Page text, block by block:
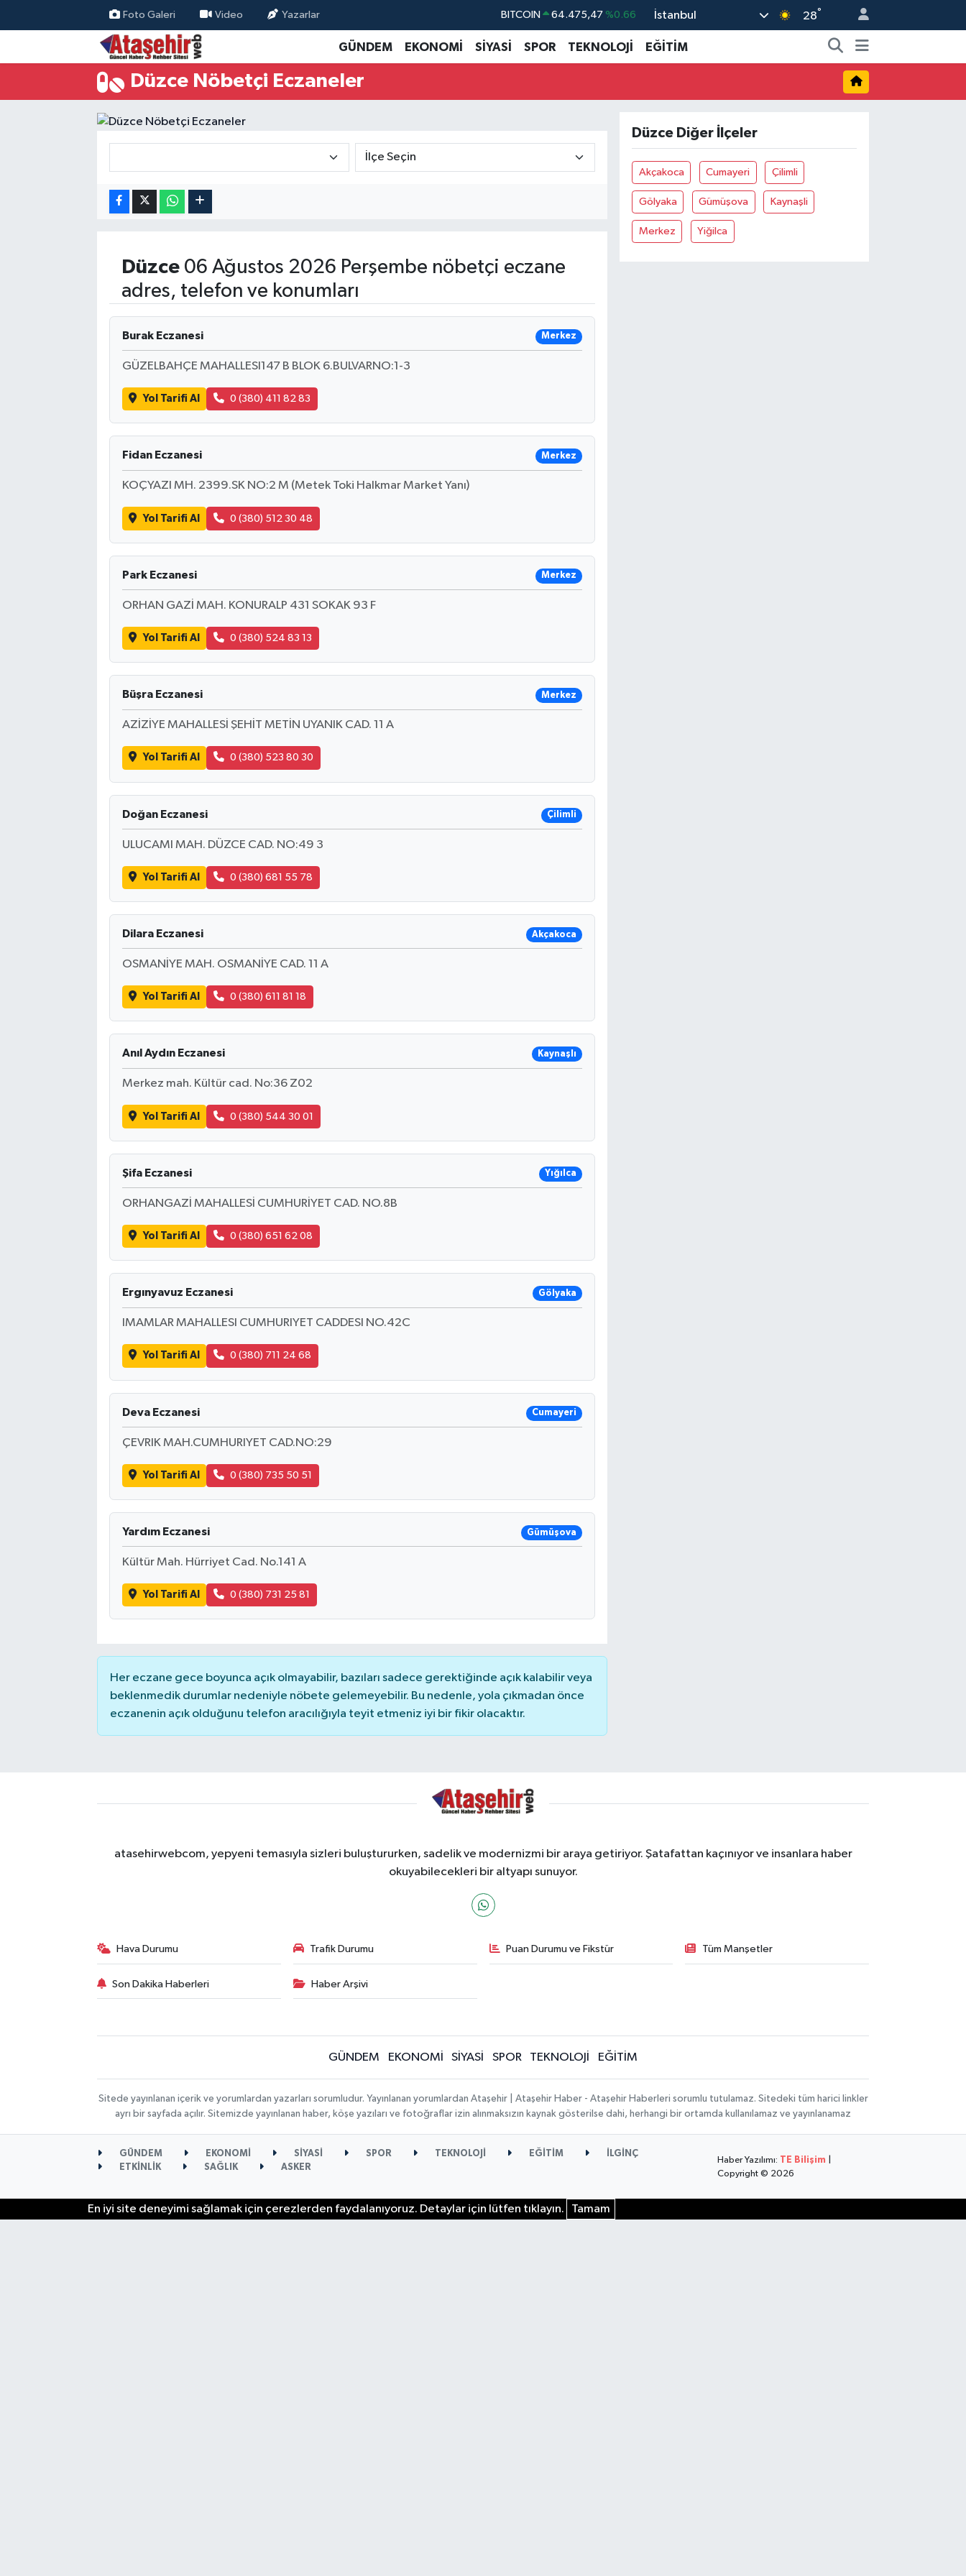
Foto Galeri Video Yazarlar
DOLAR 47,5986 %0.06
%0
İstanbul 28°
GÜNDEM EKONOMİ SİYASİ SPOR TEKNOLOJİ EĞİTİM
Düzce Nöbetçi Eczaneler
Düzce06 Ağustos 2026 Perşembe nöbetçi eczane
adres, telefon ve konumları
Burak Eczanesi Merkez
GÜZELBAHÇE MAHALLESI147 B BLOK 6.BULVARNO:1-3
Yol Tarifi Al 0 (380) 411 82 83
Fidan Eczanesi Merkez
KOÇYAZI MH. 2399.SK NO:2 M (Metek Toki Halkmar Market Yanı)
Yol Tarifi Al 0 (380) 512 30 48
Park Eczanesi Merkez
ORHAN GAZİ MAH. KONURALP 431 SOKAK 93 F
Yol Tarifi Al 0 (380) 524 83 13
Büşra Eczanesi Merkez
AZİZİYE MAHALLESİ ŞEHİT METİN UYANIK CAD. 11 A
Yol Tarifi Al 0 (380) 523 80 30
Doğan Eczanesi Çilimli
ULUCAMI MAH. DÜZCE CAD. NO:49 3
Yol Tarifi Al 0 (380) 681 55 78
Dilara Eczanesi Akçakoca
OSMANİYE MAH. OSMANİYE CAD. 11 A
Yol Tarifi Al 0 (380) 611 81 18
Anıl Aydın Eczanesi Kaynaşlı
Merkez mah. Kültür cad. No:36 Z02
Yol Tarifi Al 0 (380) 544 30 01
Şifa Eczanesi Yığılca
ORHANGAZİ MAHALLESİ CUMHURİYET CAD. NO.8B
Yol Tarifi Al 0 (380) 651 62 08
Ergınyavuz Eczanesi Gölyaka
IMAMLAR MAHALLESI CUMHURIYET CADDESI NO.42C
Yol Tarifi Al 0 (380) 711 24 68
Deva Eczanesi Cumayeri
ÇEVRIK MAH.CUMHURIYET CAD.NO:29
Yol Tarifi Al 0 (380) 735 50 51
Yardım Eczanesi Gümüşova
Kültür Mah. Hürriyet Cad. No.141 A
Yol Tarifi Al 0 (380) 731 25 81
Her eczane gece boyunca açık olmayabilir, bazıları sadece gerektiğinde açık kalabilir veya
beklenmedik durumlar nedeniyle nöbete gelemeyebilir. Bu nedenle, yola çıkmadan önce
eczanenin açık olduğunu telefon aracılığıyla teyit etmeniz iyi bir fikir olacaktır.
Düzce Diğer İlçeler
Akçakoca Cumayeri Çilimli
Gölyaka Gümüşova Kaynaşli
Merkez Yiğilca
atasehirwebcom, yepyeni temasıyla sizleri buluştururken, sadelik ve modernizmi bir araya getiriyor. Şatafattan kaçınıyor ve insanlara haber
okuyabilecekleri bir altyapı sunuyor.
Hava Durumu Trafik Durumu Puan Durumu ve Fikstür Tüm Manşetler
Son Dakika Haberleri Haber Arşivi
GÜNDEM EKONOMİ SİYASİ SPOR TEKNOLOJİ EĞİTİM
Sitede yayınlanan içerik ve yorumlardan yazarları sorumludur. Yayınlanan yorumlardan Ataşehir | Ataşehir Haber - Ataşehir Haberleri sorumlu tutulamaz. Sitedeki tüm harici linkler
ayrı bir sayfada açılır. Sitemizde yayınlanan haber, köşe yazıları ve fotoğraflar izin alınmaksızın kaynak gösterilse dahi, herhangi bir ortamda kullanılamaz ve yayınlanamaz
GÜNDEM EKONOMİ SİYASİ SPOR TEKNOLOJİ EĞİTİM
İLGİNÇ
ETKİNLİK
SAĞLIK ASKER
Haber Yazılımı: TE Bilişim
Copyright © 2026
En iyi site deneyimi sağlamak için çerezlerden faydalanıyoruz. Detaylar için lütfen tıklayın. Tamam
Hava Durumu
Trafik Durumu
Süper Lig Puan Durumu ve Fikstür
Son Dakika Haberleri